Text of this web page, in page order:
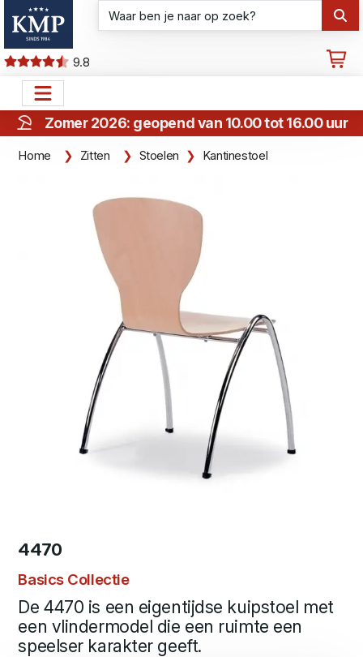
9.8
Zomer 2026: geopend van 10.00 tot 16.00 uur
Home Zitten Stoelen Kantinestoel
4470
Basics Collectie
De 4470 is een eigentijdse kuipstoel met
een vlindermodel die een ruimte een
speelser karakter geeft.